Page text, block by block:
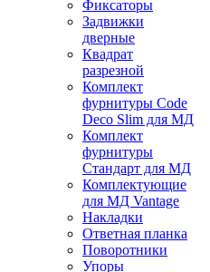
Фиксаторы
Задвижки
дверные
Квадрат
разрезной
Комплект
фурнитуры Code
Deco Slim для МД
Комплект
фурнитуры
Стандарт для МД
Комплектующие
для МД Vantage
Накладки
Ответная планка
Поворотники
Упоры